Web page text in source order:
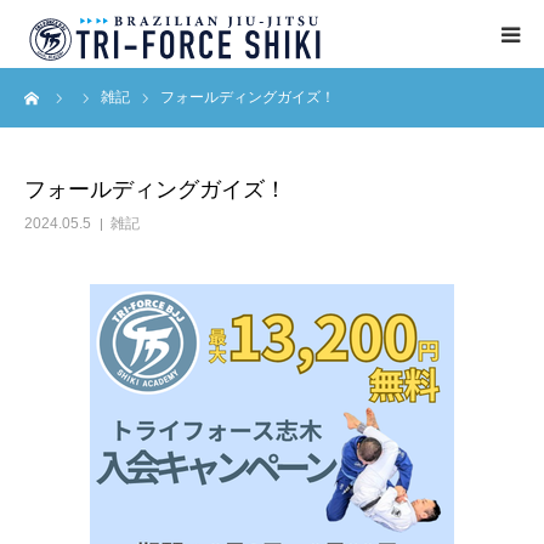
雑記 フォールディングガイズ！
フォールディングガイズ！
2024.05.5 雑記
ABOUT
BLOG
アクセス
English